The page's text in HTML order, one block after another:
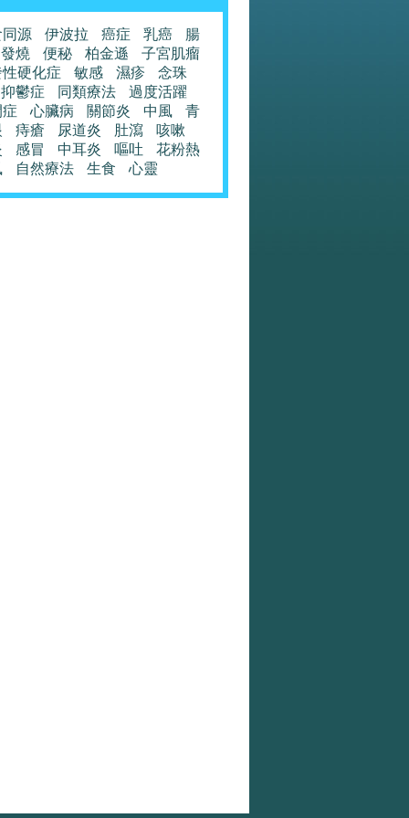
源 伊波拉 癌症 乳癌
腸
發燒
便秘 柏金遜
子宮肌瘤
硬化症
敏感 濕疹
念珠
抑鬱症
同類療法
過度活躍
心臟病 關節炎 中風
青
痔瘡 尿道炎 肚瀉
咳嗽
感冒 中耳炎 嘔吐
花粉熱
自然療法 生食 心靈